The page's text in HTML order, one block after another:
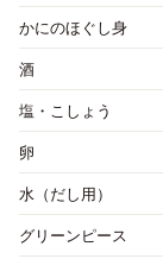
かにのほぐし身
酒
塩・こしょう
卵
水（だし用）
グリーンピース